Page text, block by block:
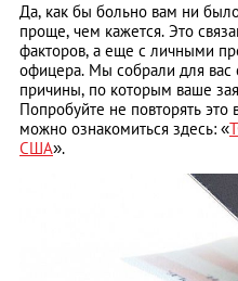
Да, как бы больно вам ни
проще, чем кажется. Это
факторов, а еще с личными
офицера. Мы собрали для вас
причины, по которым ваше
Попробуйте не повторять
можно ознакомиться здесь: «
США».